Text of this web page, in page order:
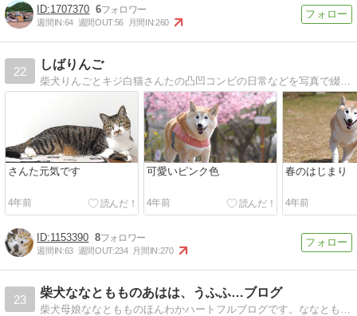
1707370 6
週間IN:64 週間OUT:56 月間IN:260
22
しばりんご
柴犬りんごとキジ白猫さんたの凸凹コンビの日常などを写真で綴っています。
さんた元気です
4年前
可愛いピンク色
4年前
春のはじまり
4年前
1153390 8
週間IN:63 週間OUT:234 月間IN:270
23
柴犬ななともものあはは、うふふ…ブログ